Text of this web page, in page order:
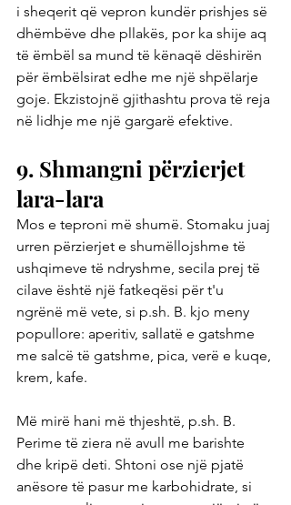
i sheqerit që vepron kundër prishjes së
dhëmbëve dhe pllakës, por ka shije aq
të ëmbël sa mund të kënaqë dëshirën
për ëmbëlsirat edhe me një shpëlarje
goje. Ekzistojnë gjithashtu prova të reja
në lidhje me një gargarë efektive.
9. Shmangni përzierjet
lara-lara
Mos e teproni më shumë. Stomaku juaj
urren përzierjet e shumëllojshme të
ushqimeve të ndryshme, secila prej të
cilave është një fatkeqësi për t'u
ngrënë më vete, si p.sh. B. kjo meny
popullore: aperitiv, sallatë e gatshme
me salcë të gatshme, pica, verë e kuqe,
krem, kafe.
Më mirë hani më thjeshtë, p.sh. B.
Perime të ziera në avull me barishte
dhe kripë deti. Shtoni ose një pjatë
anësore të pasur me karbohidrate, si